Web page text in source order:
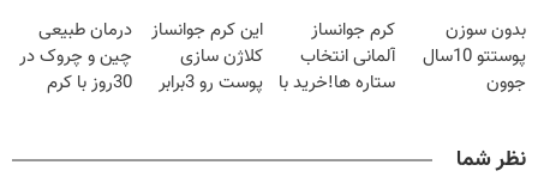
شدی🔥
ویژه تا امشب)
تخفیف ویژه
بدون سوزن
پوستتو 10سال
جوون
کرم جوانساز
آلمانی انتخاب
ستاره ها!خرید با
این کرم جوانساز
کلاژن سازی
پوست رو 3برابر
درمان طبیعی
چین و چروک در
30روز با کرم
نظر شما